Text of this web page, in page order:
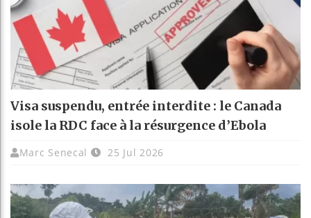
Visa suspendu, entrée interdite : le Canada
isole la RDC face à la résurgence d’Ebola
Marc Senecal 25 Jul 2026